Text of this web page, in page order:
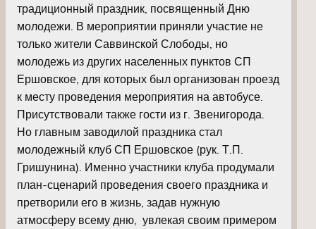
традиционный праздник, посвященный Дню
молодежи. В мероприятии приняли участие не
только жители Саввинской Слободы, но
молодежь из других населенных пунктов СП
Ершовское, для которых был организован проезд
к месту проведения мероприятия на автобусе.
Присутствовали также гости из г. Звенигорода.
Но главным заводилой праздника стал
молодежный клуб СП Ершовское (рук. Т.П.
Гришунина). Именно участники клуба продумали
план-сценарий проведения своего праздника и
претворили его в жизнь, задав нужную
атмосферу всему дню, увлекая своим примером